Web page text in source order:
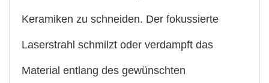
Keramiken zu schneiden. Der fokussierte
Laserstrahl schmilzt oder verdampft das
Material entlang des gewünschten